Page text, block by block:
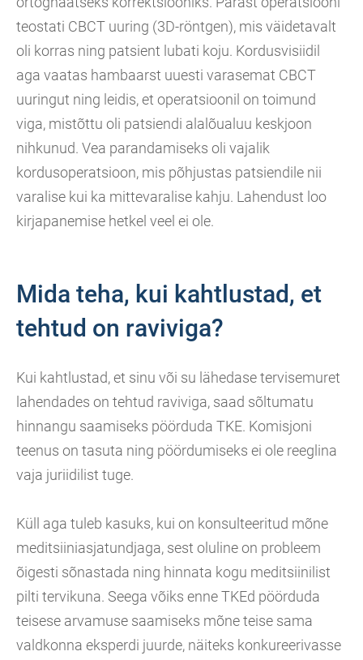
teostati CBCT uuring (3D-röntgen), mis väidetavalt
oli korras ning patsient lubati koju. Kordusvisiidil
aga vaatas hambaarst uuesti varasemat CBCT
uuringut ning leidis, et operatsioonil on toimund
viga, mistõttu oli patsiendi alalõualuu keskjoon
nihkunud. Vea parandamiseks oli vajalik
kordusoperatsioon, mis põhjustas patsiendile nii
varalise kui ka mittevaralise kahju. Lahendust loo
kirjapanemise hetkel veel ei ole.
Mida teha, kui kahtlustad, et
tehtud on raviviga?
Kui kahtlustad, et sinu või su lähedase tervisemuret
lahendades on tehtud raviviga, saad sõltumatu
hinnangu saamiseks pöörduda TKE. Komisjoni
teenus on tasuta ning pöördumiseks ei ole reeglina
vaja juriidilist tuge.
Küll aga tuleb kasuks, kui on konsulteeritud mõne
meditsiiniasjatundjaga, sest oluline on probleem
õigesti sõnastada ning hinnata kogu meditsiinilist
pilti tervikuna. Seega võiks enne TKEd pöörduda
teisese arvamuse saamiseks mõne teise sama
valdkonna eksperdi juurde, näiteks konkureerivasse